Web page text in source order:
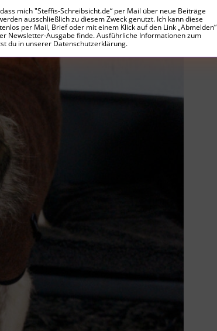
mich "Steffis-Schreibsicht.de“ per Mail über neue Beiträge
ausschließlich zu diesem Zweck genutzt. Ich kann diese
per Mail, Brief oder mit einem Klick auf den Link „Abmelden“
Newsletter-Ausgabe finde. Ausführliche Informationen zum
du in unserer Datenschutzerklärung.